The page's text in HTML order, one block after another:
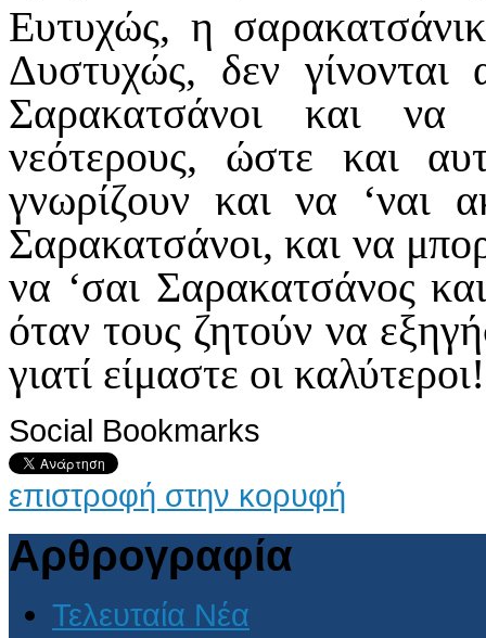
Ευτυχώς, η
Δυστυχώς, δεν
Σαρακατσάνοι και να
νεότερους, ώστε και
γνωρίζουν και να ‘ναι
Σαρακατσάνοι, και να
να ‘σαι Σαρακατσάνος
όταν τους ζητούν να
γιατί είμαστε οι
Social Bookmarks
επιστροφή στην κορυφή
Αρθρογραφία
Τελευταία Νέα